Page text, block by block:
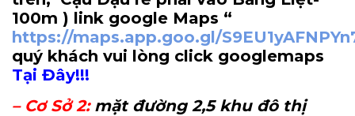
100m ) link google Maps “
https://maps.app.goo.gl/
quý khách vui lòng click googlemaps
Tại Đây!!!
– Cơ Sở 2: mặt đường 2,5 khu đô thị